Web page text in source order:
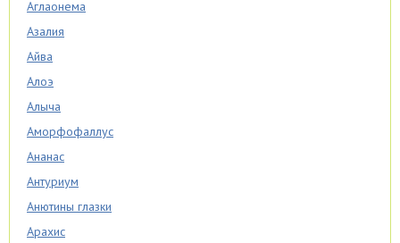
Аглаонема
Азалия
Айва
Алоэ
Алыча
Аморфофаллус
Ананас
Антуриум
Анютины глазки
Арахис